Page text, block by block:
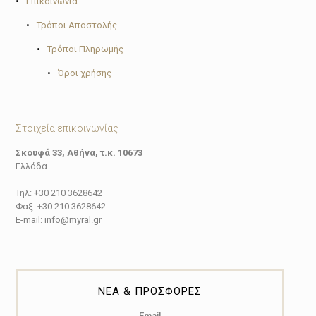
• Τρόποι Αποστολής
• Τρόποι Πληρωμής
• Όροι χρήσης
Στοιχεία επικοινωνίας
Σκουφά 33, Αθήνα, τ.κ. 10673
Ελλάδα
Τηλ: +30 210 3628642
Φαξ: +30 210 3628642
E-mail: info@myral.gr
ΝΕΑ & ΠΡΟΣΦΟΡΕΣ